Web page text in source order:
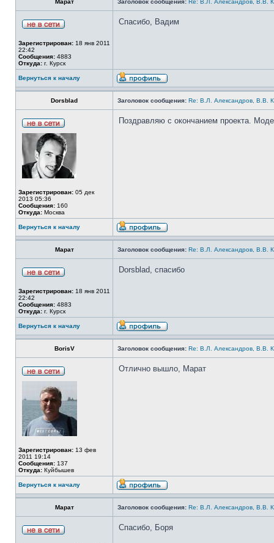
Марат Заголовок сообщения: Re: В.Л. Александров, В.В.
Зарегистрирован: 18 янв 2011
22:42
Сообщения: 4883
Откуда: г. Курск
Спасибо, Вадим
Вернуться к началу
Dorsblad Заголовок сообщения: Re: В.Л. Александров, В.В.
Зарегистрирован: 05 дек
2013 05:36
Сообщения: 160
Откуда: Москва
Поздравляю с окончанием проекта.
Вернуться к началу
Марат Заголовок сообщения: Re: В.Л. Александров, В.В.
Зарегистрирован: 18 янв 2011
22:42
Сообщения: 4883
Откуда: г. Курск
Dorsblad, спасибо
Вернуться к началу
BorisV Заголовок сообщения: Re: В.Л. Александров, В.В.
Зарегистрирован: 13 фев
2011 19:14
Сообщения: 137
Откуда: Куйбышев
Отлично вышло, Марат
Вернуться к началу
Марат Заголовок сообщения: Re: В.Л. Александров, В.В.
Спасибо, Боря